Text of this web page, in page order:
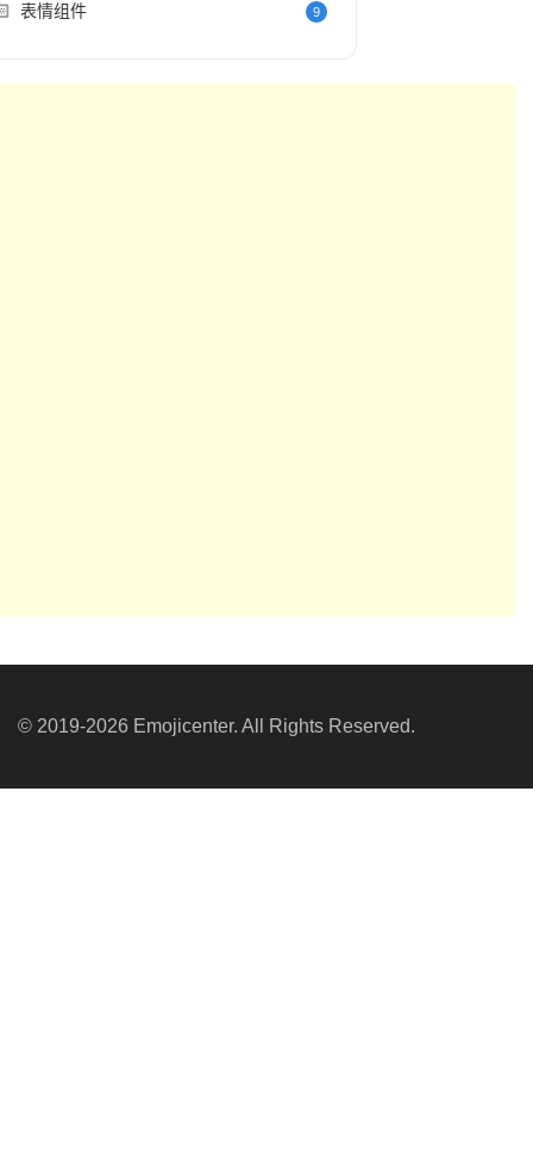
表情组件 9
© 2019-2026 Emojicenter. All Rights Reserved.